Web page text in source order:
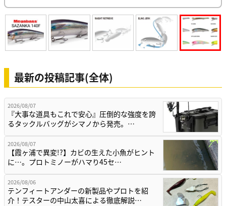
最新の投稿記事(全体)
2026/08/07
『大事な道具もこれで安心』圧倒的な強度を誇
るタックルバッグがシマノから発売。…
2026/08/07
【霞ヶ浦で異変!?】カビの生えた小魚がヒント
に…。プロトミノーがハマり45セ…
2026/08/06
テンフィートアンダーの新製品やプロトを紹
介！テスターの中山太喜による徹底解説…